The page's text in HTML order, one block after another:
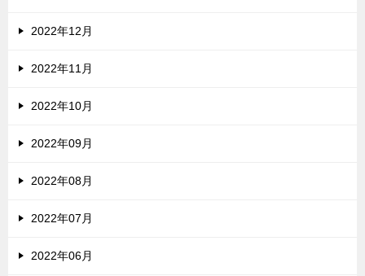
2022年12月
2022年11月
2022年10月
2022年09月
2022年08月
2022年07月
2022年06月